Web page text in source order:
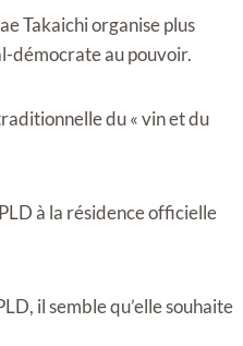
Takaichi organise plus
démocrate au pouvoir.
du « vin et du
à la résidence officielle
il semble qu’elle souhaite